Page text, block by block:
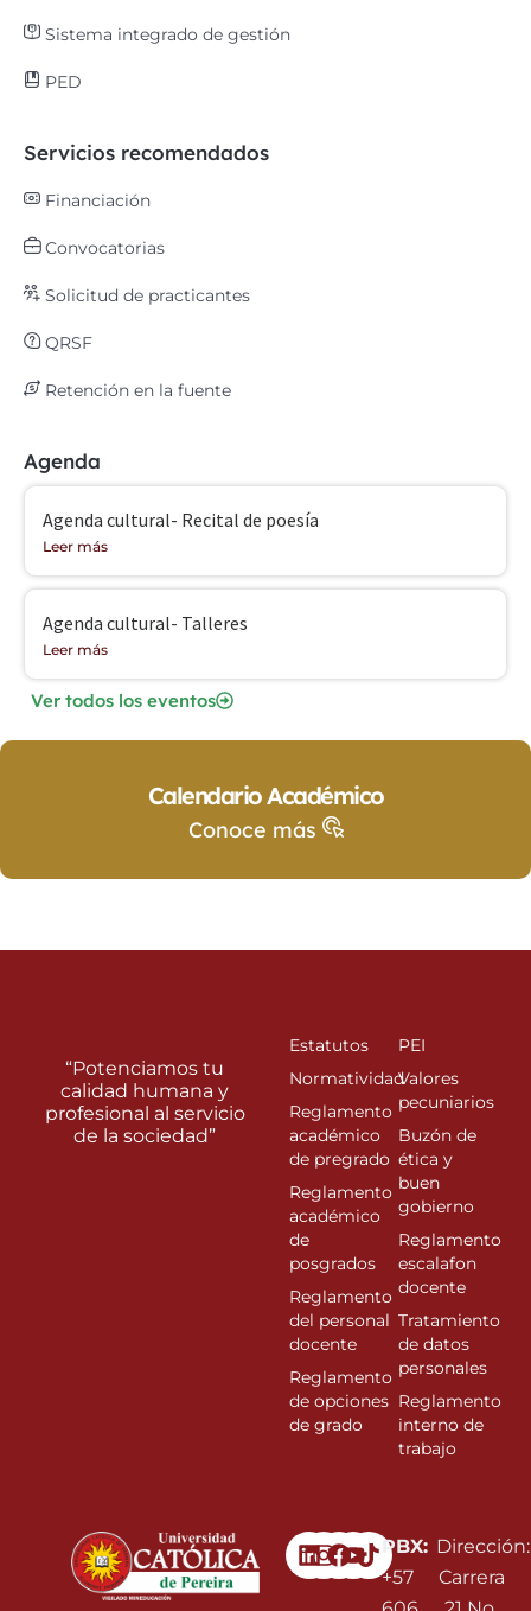
Sistema integrado de gestión
PED
Servicios recomendados
Financiación
Convocatorias
Solicitud de practicantes
QRSF
Retención en la fuente
Agenda
Agenda cultural- Recital de poesía
Leer más
Agenda cultural- Talleres
Leer más
Ver todos los eventos
Calendario Académico
Conoce más
Linkedin
Instagram
Facebook
Youtube
PBX:
+57
Dirección:
Carrera
“Potenciamos tu
calidad humana y
profesional al servicio
de la sociedad”
Estatutos
Normatividad
Reglamento
académico
de pregrado
Reglamento
académico
de
posgrados
Reglamento
del personal
docente
Reglamento
de opciones
de grado
PEI
Valores
pecuniarios
Buzón de
ética y
buen
gobierno
Reglamento
escalafon
docente
Tratamiento
de datos
personales
Reglamento
interno de
trabajo